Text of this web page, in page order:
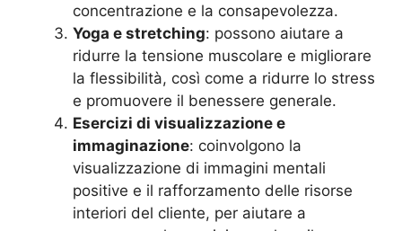
concentrazione e la consapevolezza.
Yoga e stretching: possono aiutare a
ridurre la tensione muscolare e migliorare
la flessibilità, così come a ridurre lo stress
e promuovere il benessere generale.
Esercizi di visualizzazione e
immaginazione: coinvolgono la
visualizzazione di immagini mentali
positive e il rafforzamento delle risorse
interiori del cliente, per aiutare a